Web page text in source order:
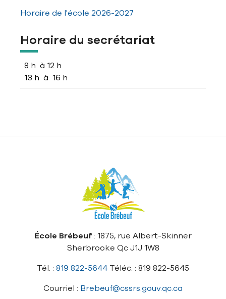
Horaire de l'école 2026-2027
Horaire du secrétariat
8 h à 12 h
13 h à 16 h
École Brébeuf : 1875, rue Albert-Skinner
Sherbrooke Qc J1J 1W8
Tél. : 819 822-5644 Téléc. : 819 822-5645
Courriel : Brebeuf@cssrs.gouv.qc.ca